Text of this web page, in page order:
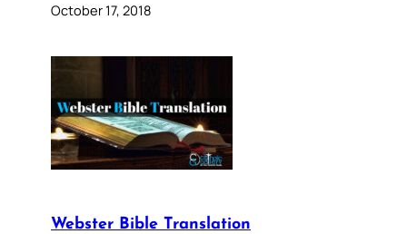
October 17, 2018
Webster Bible Translation